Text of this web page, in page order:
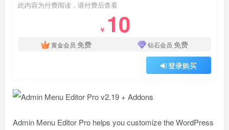
此内容为付费阅读，请付费后查看
￥ 10
黄金会员 免费 钻石会员 免费
登录购买
Admin Menu Editor Pro helps you customize the WordPress